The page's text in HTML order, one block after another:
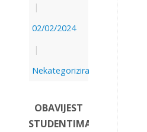
|
02/02/2024
|
Nekategorizirano
OBAVIJEST
STUDENTIMA